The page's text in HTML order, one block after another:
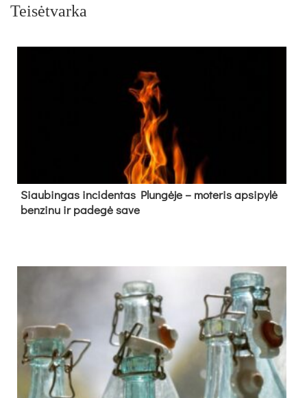
Teisėtvarka
Siau­bin­gas in­ci­den­tas Plun­gė­je – mo­te­ris ap­si­py­lė
ben­zi­nu ir pa­de­gė sa­ve